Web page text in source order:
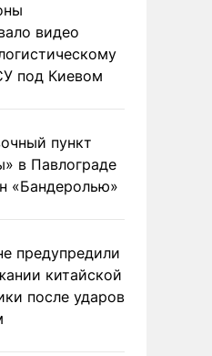
видео
под Киевом
пункт
в Павлограде
«Бандеролью»
предупредили
китайской
после ударов